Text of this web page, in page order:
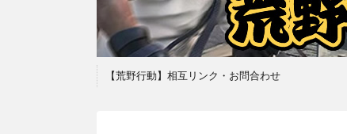
【荒野行動】相互リンク・お問合わせ